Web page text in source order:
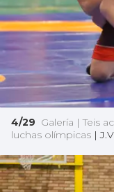
4/29 Galería | Teis
luchas olímpicas |